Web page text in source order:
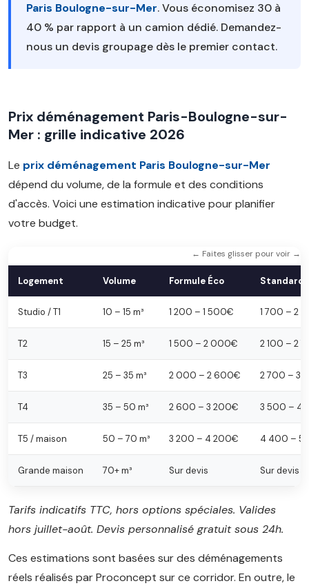
Paris Boulogne-sur-Mer. Vous économisez 30 à
40 % par rapport à un camion dédié. Demandez-
nous un devis groupage dès le premier contact.
Prix déménagement Paris-Boulogne-sur-
Mer : grille indicative 2026
Le prix déménagement Paris Boulogne-sur-Mer
dépend du volume, de la formule et des conditions
d'accès. Voici une estimation indicative pour planifier
votre budget.
← Faites glisser pour voir →
Logement Volume Formule Éco Standard
Studio / T1 10 – 15 m³ 1 200 – 1 500€ 1 700 – 2
T2 15 – 25 m³ 1 500 – 2 000€ 2 100 – 2
T3 25 – 35 m³ 2 000 – 2 600€ 2 700 – 3
T4 35 – 50 m³ 2 600 – 3 200€ 3 500 – 4
T5 / maison 50 – 70 m³ 3 200 – 4 200€ 4 400 – 5
Grande maison 70+ m³ Sur devis Sur devis
Tarifs indicatifs TTC, hors options spéciales. Valides
hors juillet-août. Devis personnalisé gratuit sous 24h.
Ces estimations sont basées sur des déménagements
réels réalisés par Proconcept sur ce corridor. En outre, le